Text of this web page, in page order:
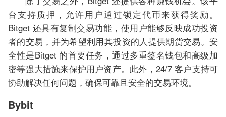
台支持质押，允许用户通过锁定代币来获得奖励。
Bitget 还具有复制交易功能，使用户能够反映成功投资
者的交易，并为希望利用其投资的人提供期货交易。安
全性是Bitget 的首要任务，通过多重签名钱包和高级加
密等强大措施来保护用户资产。此外，24/7 客户支持可
协助解决任何问题，确保可靠且安全的交易环境。
Bybit